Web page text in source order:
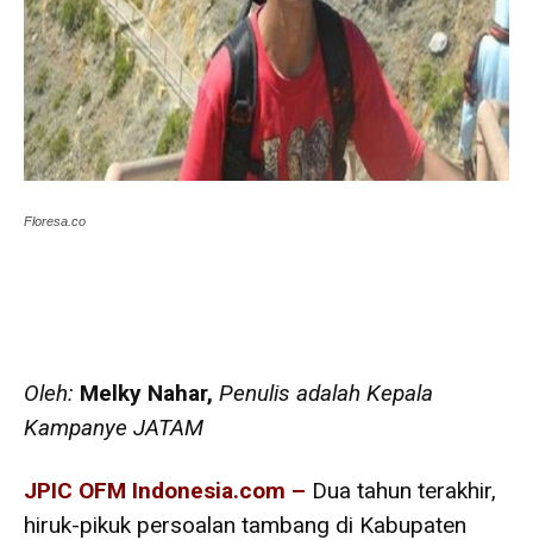
Floresa.co
Oleh: Melky Nahar, Penulis adalah Kepala
Kampanye JATAM
JPIC OFM Indonesia.com – Dua tahun terakhir,
hiruk-pikuk persoalan tambang di Kabupaten